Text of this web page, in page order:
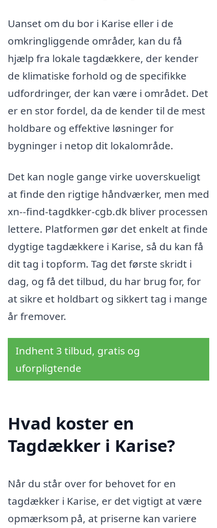
Uanset om du bor i Karise eller i de
omkringliggende områder, kan du få
hjælp fra lokale tagdækkere, der kender
de klimatiske forhold og de specifikke
udfordringer, der kan være i området. Det
er en stor fordel, da de kender til de mest
holdbare og effektive løsninger for
bygninger i netop dit lokalområde.
Det kan nogle gange virke uoverskueligt
at finde den rigtige håndværker, men med
xn--find-tagdkker-cgb.dk bliver processen
lettere. Platformen gør det enkelt at finde
dygtige tagdækkere i Karise, så du kan få
dit tag i topform. Tag det første skridt i
dag, og få det tilbud, du har brug for, for
at sikre et holdbart og sikkert tag i mange
år fremover.
Indhent 3 tilbud, gratis og
uforpligtende
Hvad koster en
Tagdækker i Karise?
Når du står over for behovet for en
tagdækker i Karise, er det vigtigt at være
opmærksom på, at priserne kan variere